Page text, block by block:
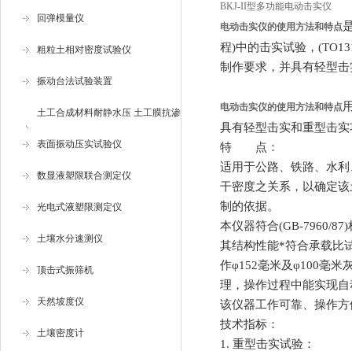
回弹模量仪
粗粒土相对密度试验仪
振动台法试验装置
土工合成材料耐静水压 土工膜抗渗
仪
表面振动压实试验仪
数显液塑限联合测定仪
光电式液塑限测定仪
土壤水分速测仪
顶击式振筛机
天然坡度仪
土壤密度计
BKJ-II型多功能电动击实仪
电动击实仪的使用方法和特点
程)中的击实试验，
制作要求，并具有轻型
电动击实仪的使用方法和特点
具有轻型击实和重型击
特 点：
适用于公路、铁路、水
干密度之关系，以确定
制的依据。
本仪器符合(GB-7960/87)
其结构性能*符合承载比
作φ152毫米及φ100毫米
理，操作过程中能实现
该仪器工作可靠、操作
技术指标：
1. 重型击实试验：